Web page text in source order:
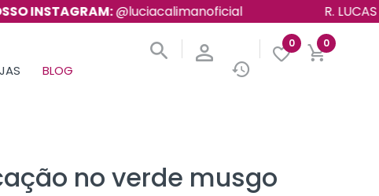
@luciacalimanoficial R. LUCAS
BLOG
0 0
no verde musgo